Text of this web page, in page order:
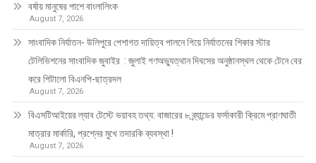
বর্ষায় মানুষের পাশে বাংলালিংক
August 7, 2026
সাংবাদিক নির্যাতন- উলিপুরে পেশাগত দায়িত্ব পালনে গিয়ে নির্যাতনের শিকার স্টার
টেলিভিশনের সাংবাদিক জুবাইর : জুলাই গণঅভ্যুত্থান দিবসের অনুষ্ঠানস্থল থেকে টেনে বের
করে পিটালো বিএনপি-ছাত্রদল
August 7, 2026
বিএসটিআইয়ের ল্যাব টেস্টে ভয়াবহ তথ্য: বাজারের ৮ ব্র্যান্ডের ফর্সাকারী ক্রিমে প্রাণঘাতী
মাত্রার মার্কারি, প্রশ্নের মুখে তদারকি ব্যবস্থা !
August 7, 2026